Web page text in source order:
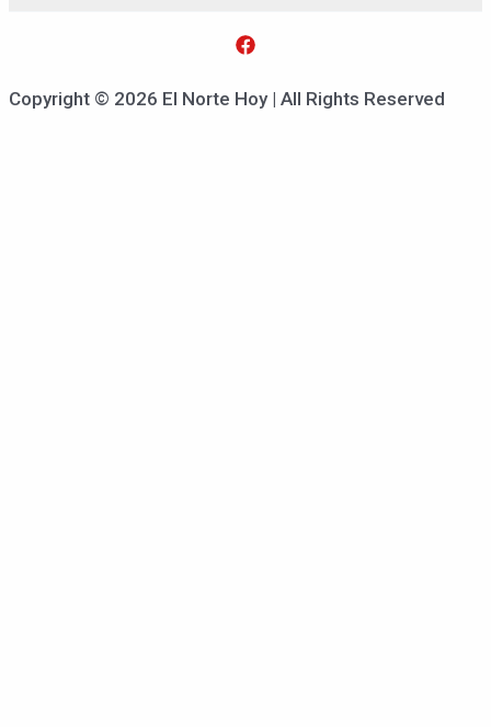
Copyright © 2026 El Norte Hoy | All Rights Reserved